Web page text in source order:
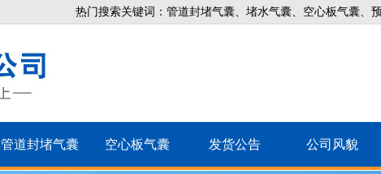
热门搜索关键词：管道封堵气囊、堵水气囊、空心板气囊、
管道封堵气囊 空心板气囊 发货公告 公司风貌